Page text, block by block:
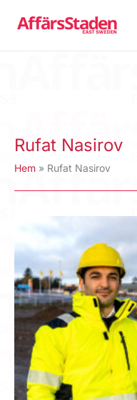
Rufat Nasirov
Hem Rufat Nasirov